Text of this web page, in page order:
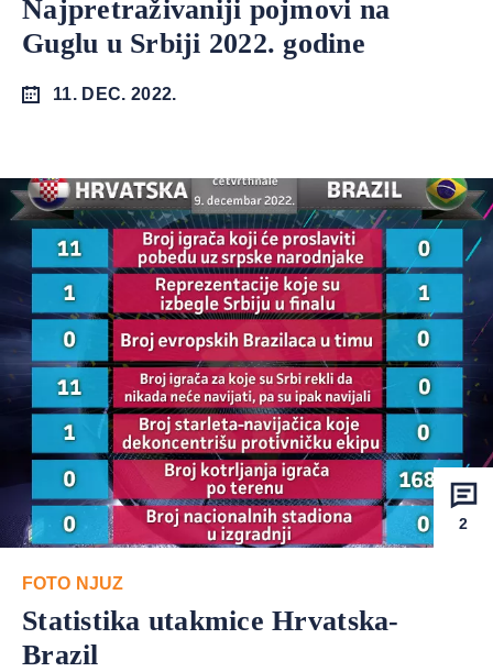
Najpretraživaniji pojmovi na
Guglu u Srbiji 2022. godine
11. DEC. 2022.
2
FOTO NJUZ
Statistika utakmice Hrvatska-
Brazil